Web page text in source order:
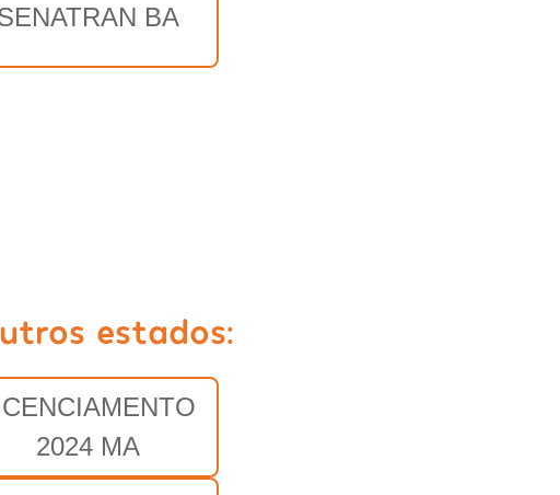
BA
estados:
2024 MA